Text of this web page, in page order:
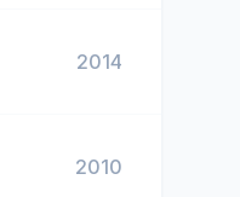
2014
2010